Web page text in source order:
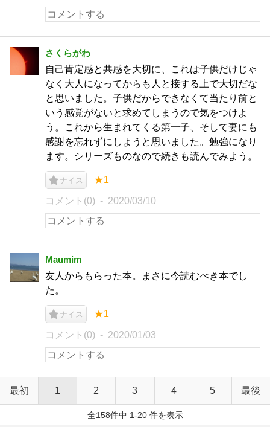
さくらがわ
自己肯定感と共感を大切に、これは子供だけじゃ
なく大人になってからも人と接する上で大切だな
と思いました。子供だからできなくて当たり前と
いう感覚がないと求めてしまうので気をつけよ
う。これから生まれてくる第一子、そして妻にも
感謝を忘れずにしようと思いました。勉強になり
ます。シリーズものなので続きも読んでみよう。
ナイス ★1
コメント(0) 2020/03/10
Maumim
友人からもらった本。まさに今読むべき本でし
た。
ナイス ★1
コメント(0) 2020/01/03
最初 1 2 3 4 5 最後
全158件中 1-20 件を表示